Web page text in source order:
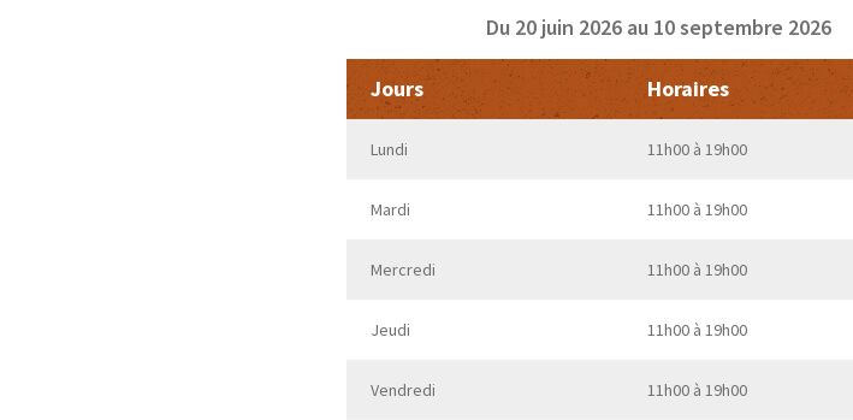
Du 20 juin 2026 au 10 septembre 2026
Jours Horaires
Lundi 11h00 à 19h00
Mardi 11h00 à 19h00
Mercredi 11h00 à 19h00
Jeudi 11h00 à 19h00
Vendredi 11h00 à 19h00